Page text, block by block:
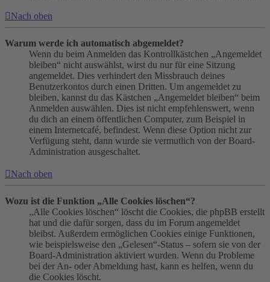
Nach oben
Warum werde ich automatisch abgemeldet?
Wenn du beim Anmelden das Kontrollkästchen „Angemeldet
bleiben“ nicht auswählst, wirst du nur für eine Sitzung
angemeldet. Dies verhindert den Missbrauch deines
Benutzerkontos durch einen Dritten. Um angemeldet zu
bleiben, kannst du das Kästchen „Angemeldet bleiben“ beim
Anmelden auswählen. Dies ist nicht empfehlenswert, wenn
du dich an einem öffentlichen Computer, zum Beispiel in
einem Internetcafé, befindest. Wenn diese Option nicht zur
Verfügung steht, dann wurde sie vermutlich von der Board-
Administration ausgeschaltet.
Nach oben
Wozu ist die Funktion „Alle Cookies löschen“?
„Alle Cookies löschen“ löscht die Cookies, die phpBB erstellt
hat und die dafür sorgen, dass du im Forum angemeldet
bleibst. Außerdem ermöglichen Cookies einige Funktionen,
wie beispielsweise den „Gelesen“-Status – sofern sie von der
Board-Administration aktiviert wurden. Wenn du Probleme
bei der An- oder Abmeldung hast, kann es helfen, wenn du
die Cookies löscht.